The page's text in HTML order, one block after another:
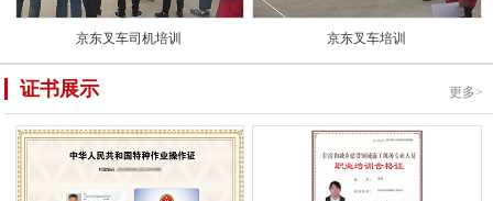
京东叉车司机培训 京东叉车培训
证书展示 更多>